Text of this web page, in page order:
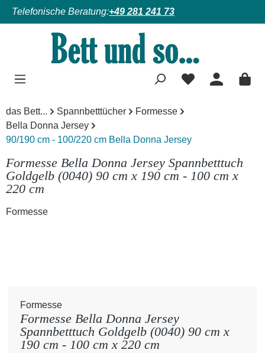
Zum Hauptinhalt springen
Telefonische Beratung:+49 281 241 73
das Bett... Spannbetttücher
Formesse
Bella Donna Jersey
90/190 cm - 100/220 cm Bella Donna Jersey
Formesse Bella Donna Jersey Spannbetttuch
Goldgelb (0040) 90 cm x 190 cm - 100 cm x
220 cm
Formesse
Formesse
Formesse Bella Donna Jersey
Spannbetttuch Goldgelb (0040) 90 cm x
190 cm - 100 cm x 220 cm